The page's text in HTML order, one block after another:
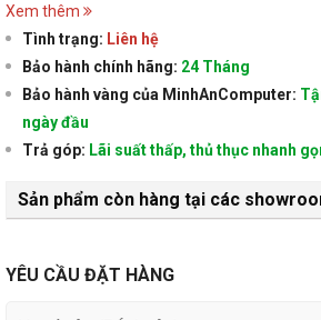
Xem thêm
Tình trạng: Liên hệ
Bảo hành chính hãng: 24 Tháng
Bảo hành vàng của MinhAnComputer:
ngày đầu
Trả góp: Lãi suất thấp, thủ thục nhanh
Sản phẩm còn hàng tại các
YÊU CẦU ĐẶT HÀNG